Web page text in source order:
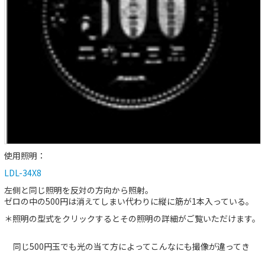
使用照明：
LDL-34X8
左側と同じ照明を反対の方向から照射。
ゼロの中の500円は消えてしまい代わりに縦に筋が1本入っている。
＊照明の型式をクリックするとその照明の詳細がご覧いただけます。
同じ500円玉でも光の当て方によってこんなにも撮像が違ってき